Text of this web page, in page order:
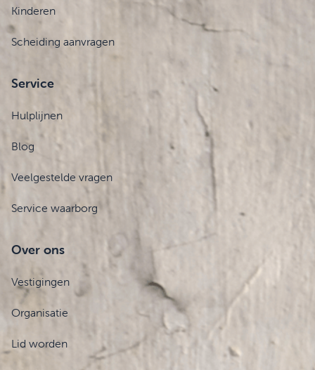
Kinderen
Scheiding aanvragen
Service
Hulplijnen
Blog
Veelgestelde vragen
Service waarborg
Over ons
Vestigingen
Organisatie
Lid worden